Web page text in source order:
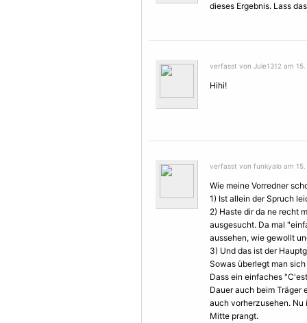
dieses Ergebnis. Lass
verfasst von Jule1312 am
Hihi!
verfasst von funkyalo am 15.
Wie meine Vorredner
1) Ist allein der Spruch
2) Haste dir da ne recht
ausgesucht. Da mal
aussehen, wie gewollt
3) Und das ist der
Sowas überlegt man sich
Dass ein einfaches
Dauer auch beim Träger
auch vorherzusehen.
Mitte prangt.